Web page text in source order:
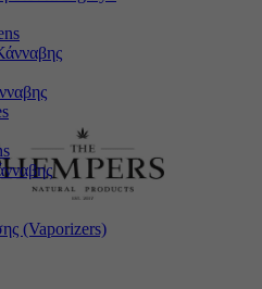
(Vaporizers)